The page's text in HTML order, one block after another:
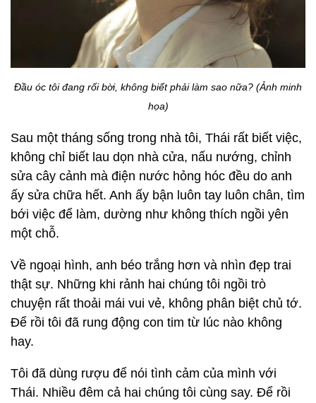
Đầu óc tôi đang rối bời, không biết phải làm sao nữa? (Ảnh minh
họa)
Sau một tháng sống trong nhà tôi, Thái rất biết việc,
không chỉ biết lau dọn nhà cửa, nấu nướng, chỉnh
sửa cây cảnh mà điện nước hỏng hóc đều do anh
ấy sửa chữa hết. Anh ấy bận luôn tay luôn chân, tìm
bới việc để làm, dường như không thích ngồi yên
một chỗ.
Về ngoại hình, anh béo trắng hơn và nhìn đẹp trai
thật sự. Những khi rảnh hai chúng tôi ngồi trò
chuyện rất thoải mái vui vẻ, không phân biệt chủ tớ.
Để rồi tôi đã rung động con tim từ lúc nào không
hay.
Tôi đã dùng rượu để nói tình cảm của mình với
Thái. Nhiều đêm cả hai chúng tôi cùng say. Để rồi